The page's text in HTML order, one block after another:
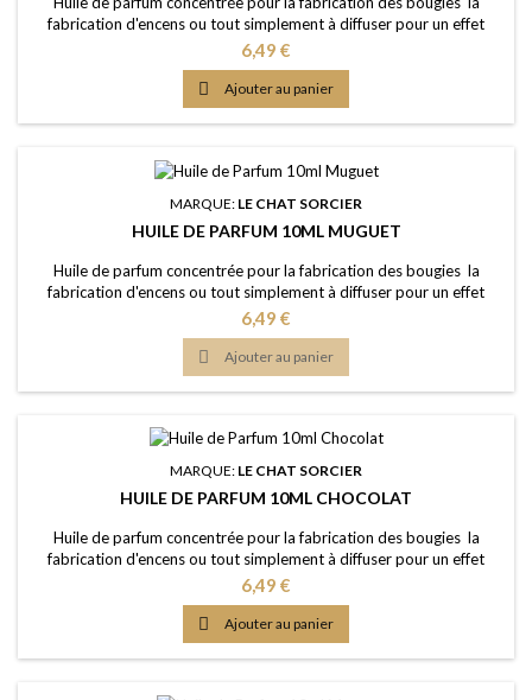
fabrication d'encens ou tout simplement à diffuser pour un effet
intense Caractère: parfum fleuri, doux, poudré, subtilement sucré
Point d'Eclair: &gt;100°C Couleur: Presque incolorée Dosage
conseillé: entre 2% et 5% Documentation: Fiche de données de
sécurité téléchargeable (lien...
Prix
6,49 €
 Ajouter au panier
MARQUE: LE CHAT SORCIER
HUILE DE PARFUM 10ML MUGUET
Huile de parfum concentrée pour la fabrication des bougies la
fabrication d'encens ou tout simplement à diffuser pour un effet
intense Caractère: fragrance douce, florale-verte, édifiante Point
d'Eclair: &gt;60°C Couleur: Incolorée Dosage conseillé: entre 2% et
5% Documentation: Fiche de données de sécurité téléchargeable
(lien dessous)
Prix
6,49 €
 Ajouter au panier
MARQUE: LE CHAT SORCIER
HUILE DE PARFUM 10ML CHOCOLAT
Huile de parfum concentrée pour la fabrication des bougies la
fabrication d'encens ou tout simplement à diffuser pour un effet
intense Caractère: l'équilibre parfait entre doux et amer, sensuel,
appétissant d'une façon alarmante Point d'Eclair: &gt;80°C Couleur:
Brune Dosage conseillé: entre 2% et 5% Documentation: Fiche de
données de sécurité...
Prix
6,49 €
 Ajouter au panier